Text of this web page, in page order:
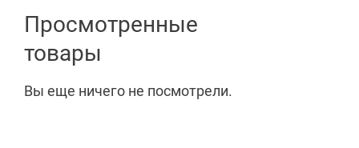
Просмотренные
товары
Вы еще ничего не посмотрели.